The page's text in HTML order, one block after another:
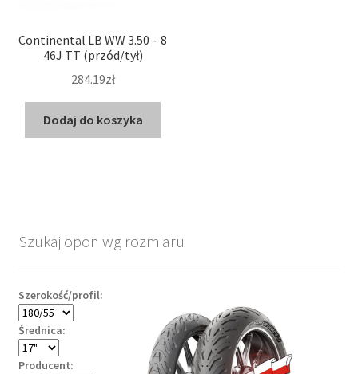
Continental LB WW 3.50 – 8
46J TT (przód/tył)
284.19zł
Dodaj do koszyka
Szukaj opon wg rozmiaru
Szerokość/profil:
Średnica:
Producent: